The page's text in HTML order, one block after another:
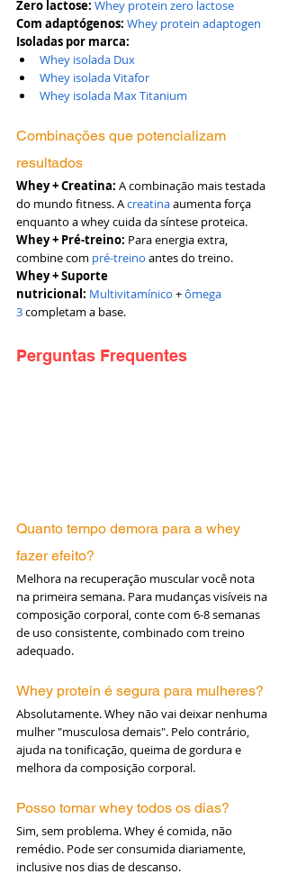
Zero lactose: Whey protein zero lactose
Com adaptógenos: Whey protein adaptogen
Isoladas por marca:
Whey isolada Dux
Whey isolada Vitafor
Whey isolada Max Titanium
Combinações que potencializam
resultados
Whey + Creatina: A combinação mais testada
do mundo fitness. A creatina aumenta força
enquanto a whey cuida da síntese proteica.
Whey + Pré-treino: Para energia extra,
combine com pré-treino antes do treino.
Whey + Suporte
nutricional: Multivitamínico + ômega
3 completam a base.
Perguntas Frequentes
Quanto tempo demora para a whey
fazer efeito?
Melhora na recuperação muscular você nota
na primeira semana. Para mudanças visíveis na
composição corporal, conte com 6-8 semanas
de uso consistente, combinado com treino
adequado.
Whey protein é segura para mulheres?
Absolutamente. Whey não vai deixar nenhuma
mulher "musculosa demais". Pelo contrário,
ajuda na tonificação, queima de gordura e
melhora da composição corporal.
Posso tomar whey todos os dias?
Sim, sem problema. Whey é comida, não
remédio. Pode ser consumida diariamente,
inclusive nos dias de descanso.